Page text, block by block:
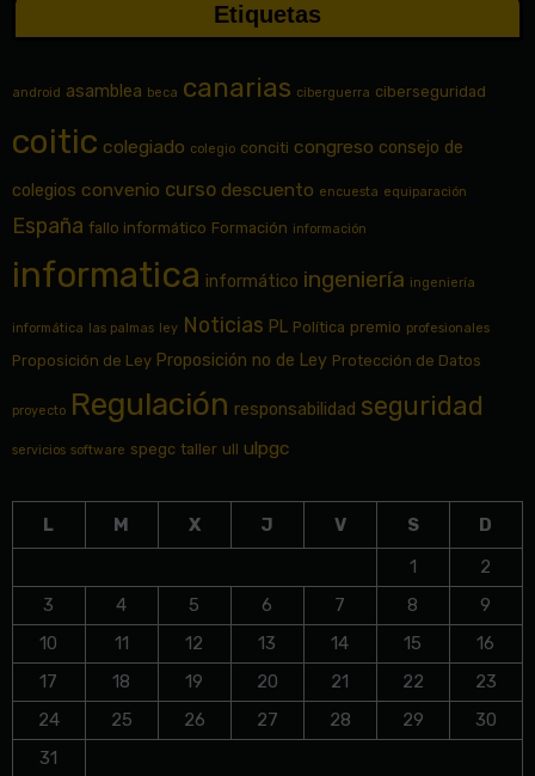
Etiquetas
android asamblea beca canarias ciberguerra ciberseguridad
coitic colegiado colegio conciti congreso consejo de
colegios convenio curso descuento encuesta equiparación
España fallo informático Formación información
informatica informático ingeniería ingeniería
informática las palmas ley Noticias PL Política premio profesionales
Proposición de Ley Proposición no de Ley Protección de Datos
proyecto Regulación responsabilidad seguridad
servicios software spegc taller ull ulpgc
L M X J V S
D
1
2
3
4 5 6 7 8
9
10
11 12 13 14 15
16
17
18 19 20 21 22
23
24
25 26 27 28 29
30
31